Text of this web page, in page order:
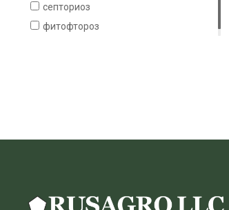
септориоз
фитофтороз